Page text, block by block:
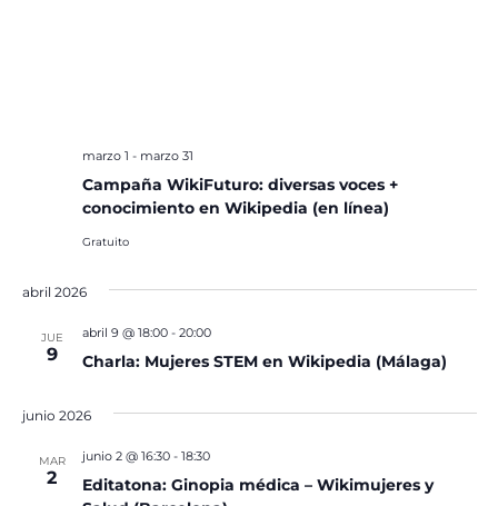
Campaña WikiFuturo: diversas voces +
conocimiento en Wikipedia (en línea)
marzo 1 - marzo 31
Gratuito
abril 2026
JUE
9 Charla: Mujeres STEM en Wikipedia (Málaga)
abril 9 @ 18:00- 20:00
junio 2026
MAR
2
Editatona: Ginopia médica – Wikimujeres y
junio 2 @ 16:30- 18:30